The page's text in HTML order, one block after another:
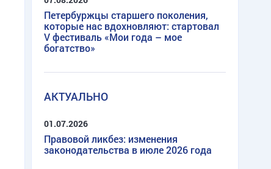
Петербуржцы старшего поколения,
которые нас вдохновляют: стартовал
V фестиваль «Мои года – мое
богатство»
АКТУАЛЬНО
01.07.2026
Правовой ликбез: изменения
законодательства в июле 2026 года